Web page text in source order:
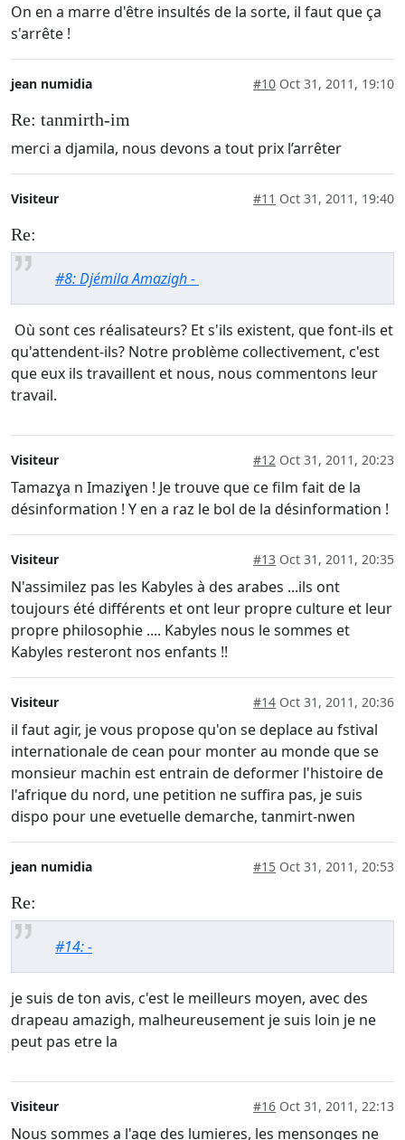
On en a marre d'être insultés de la sorte, il faut que ça
s'arrête !
jean numidia #10 Oct 31, 2011, 19:10
Re: tanmirth-im
merci a djamila, nous devons a tout prix l’arrêter
Visiteur #11 Oct 31, 2011, 19:40
Re:
#8: Djémila Amazigh -
Où sont ces réalisateurs? Et s'ils existent, que font-ils et
qu'attendent-ils? Notre problème collectivement, c'est
que eux ils travaillent et nous, nous commentons leur
travail.
Visiteur #12 Oct 31, 2011, 20:23
Tamazɣa n Imaziɣen ! Je trouve que ce film fait de la
désinformation ! Y en a raz le bol de la désinformation !
Visiteur #13 Oct 31, 2011, 20:35
N'assimilez pas les Kabyles à des arabes ...ils ont
toujours été différents et ont leur propre culture et leur
propre philosophie .... Kabyles nous le sommes et
Kabyles resteront nos enfants !!
Visiteur #14 Oct 31, 2011, 20:36
il faut agir, je vous propose qu'on se deplace au fstival
internationale de cean pour monter au monde que se
monsieur machin est entrain de deformer l'histoire de
l'afrique du nord, une petition ne suffira pas, je suis
dispo pour une evetuelle demarche, tanmirt-nwen
jean numidia #15 Oct 31, 2011, 20:53
Re:
#14: -
je suis de ton avis, c'est le meilleurs moyen, avec des
drapeau amazigh, malheureusement je suis loin je ne
peut pas etre la
Visiteur #16 Oct 31, 2011, 22:13
Nous sommes a l'age des lumieres, les mensonges ne